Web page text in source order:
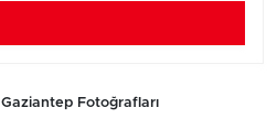
Gaziantep Fotoğrafları